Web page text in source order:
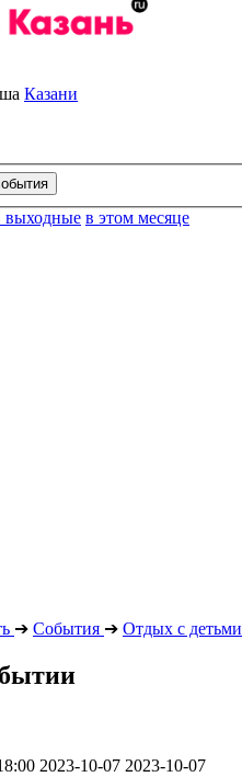
Казани
выходные в этом месяце
➔ События ➔ Отдых с детьми
2023-10-07 2023-10-07